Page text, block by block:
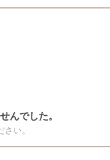
んでした。
い。